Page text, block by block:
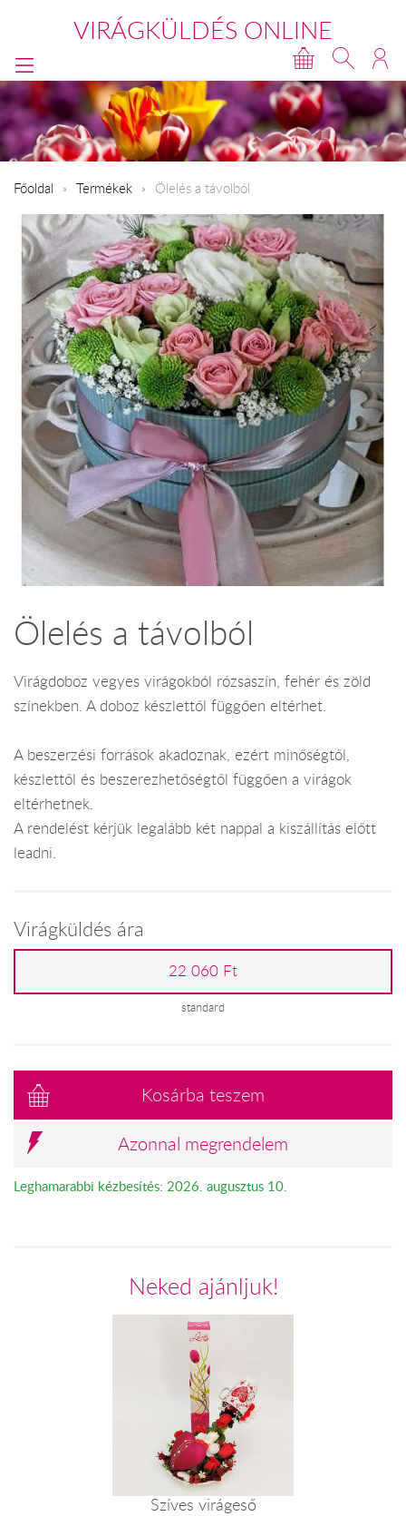
VIRÁGKÜLDÉS ONLINE
Főoldal Termékek Ölelés a távolból
Ölelés a távolból
Virágdoboz vegyes virágokból rózsaszín, fehér és zöld
színekben. A doboz készlettől függően eltérhet.
A beszerzési források akadoznak, ezért minőségtől,
készlettől és beszerezhetőségtől függően a virágok
eltérhetnek.
A rendelést kérjük legalább két nappal a kiszállítás előtt
leadni.
Virágküldés ára
22 060 Ft
standard
Kosárba teszem
Azonnal megrendelem
Leghamarabbi kézbesítés: 2026. augusztus 10.
Neked ajánljuk!
Szíves virágeső